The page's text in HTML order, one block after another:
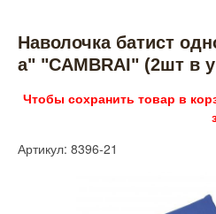
Наволочка батист
а" "CAMBRAI" (2шт в
Чтобы сохранить товар в
Артикул: 8396-21